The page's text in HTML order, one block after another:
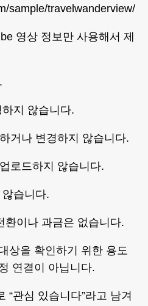
sample/travelwanderview/
영상 정보만 사용해서 제
지 않습니다.
거나 변경하지 않습니다.
로드하지 않습니다.
습니다.
환이나 과금은 없습니다.
상을 확인하기 위한 용도
연결이 아닙니다.
“관심 있습니다”라고 남겨